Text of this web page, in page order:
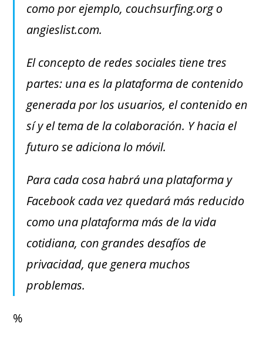
como por ejemplo, couchsurfing.org o
angieslist.com.
El concepto de redes sociales tiene tres
partes: una es la plataforma de contenido
generada por los usuarios, el contenido en
sí y el tema de la colaboración. Y hacia el
futuro se adiciona lo móvil.
Para cada cosa habrá una plataforma y
Facebook cada vez quedará más reducido
como una plataforma más de la vida
cotidiana, con grandes desafíos de
privacidad, que genera muchos
problemas.
%